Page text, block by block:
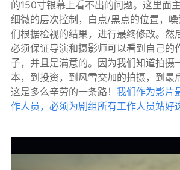
的150寸银幕上看不出的问题。这里面
细微的层次控制，白点/黑点的位置，
们根据检视的结果，进行最终修改。然
必须保证导演和摄影师可以看到自己的
子，并且是满意的。因为我们知道拍摄
本，到投资，到风雪交加的拍摄，到最
这是多么辛劳的一条路！ 我们作为影片
作人员，必须为剧组所有工作人员站好